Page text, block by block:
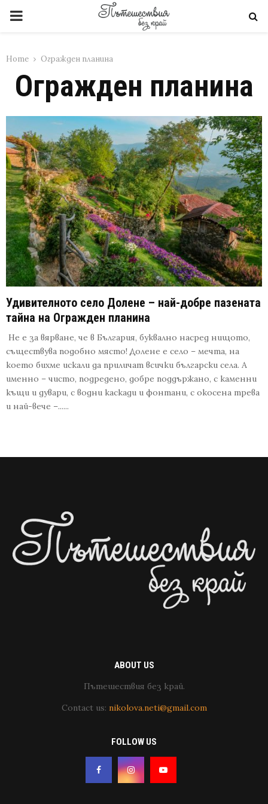
PRIMARY
Home Огражден планина
Огражден планина
Удивителното село Долене – най-добре пазената
тайна на Огражден планина
Не е за вярване, че в България, буквално насред нищото,
съществува подобно място! Долене е село – мечта, на
което бихме искали да приличат всички български села. А
именно – чисто, подредено, добре поддържано, с каменни
къщи и дувари, с водни каскади и фонтани, с окосена трева
и най-вече –......
ABOUT US
Пътешествия без край.
Contact us: nikolova.neti@gmail.com
FOLLOW US